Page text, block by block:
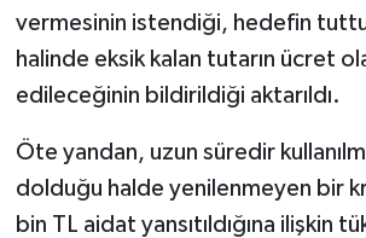
vermesinin istendiği, hedefin
halinde eksik kalan tutarın ücret
edileceğinin bildirildiği aktarıldı.
Öte yandan, uzun süredir
dolduğu halde yenilenmeyen bir
bin TL aidat yansıtıldığına ilişkin